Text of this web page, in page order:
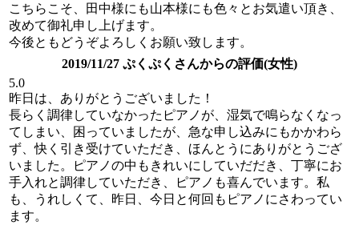
こちらこそ、田中様にも山本様にも色々とお気遣い頂き、
改めて御礼申し上げます。
今後ともどうぞよろしくお願い致します。
2019/11/27 ぷくぷくさんからの評価(女性)
5.0
昨日は、ありがとうございました！
長らく調律していなかったピアノが、湿気で鳴らなくなっ
てしまい、困っていましたが、急な申し込みにもかかわら
ず、快く引き受けていただき、ほんとうにありがとうござ
いました。ピアノの中もきれいにしていだだき、丁寧にお
手入れと調律していただき、ピアノも喜んでいます。私
も、うれしくて、昨日、今日と何回もピアノにさわってい
ます。